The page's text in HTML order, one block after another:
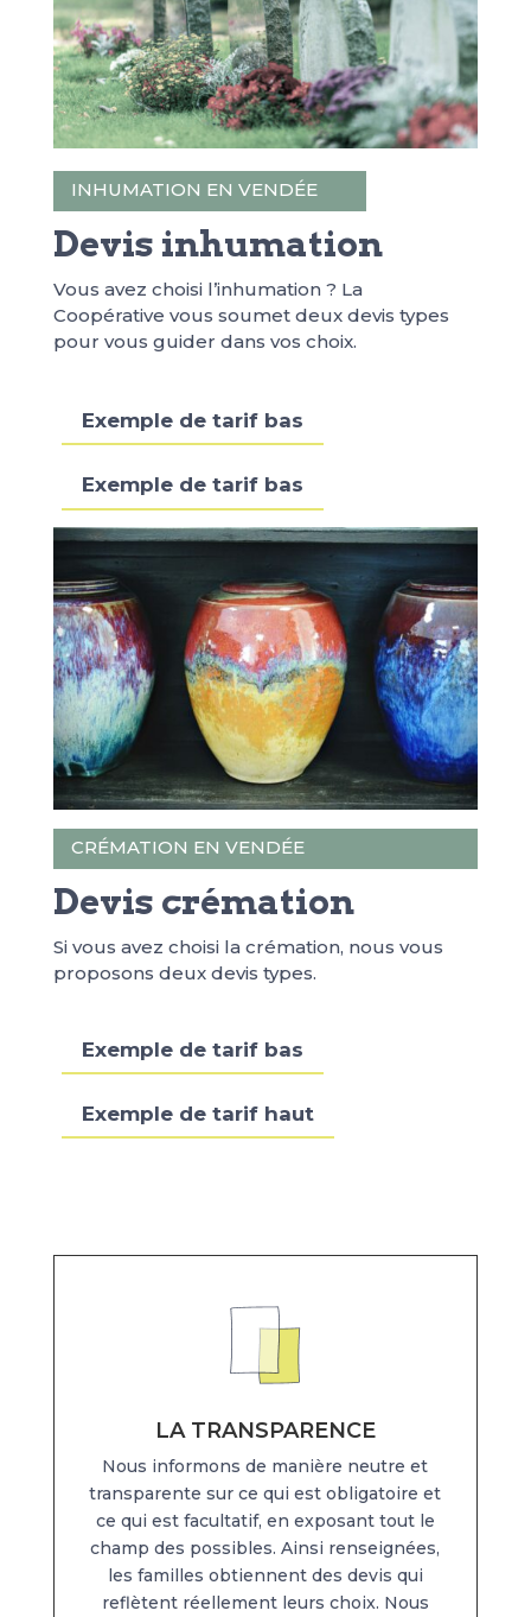
INHUMATION EN VENDÉE
Devis inhumation
Vous avez choisi l’inhumation ? La
Coopérative vous soumet deux devis types
pour vous guider dans vos choix.
Exemple de tarif bas
Exemple de tarif bas
CRÉMATION EN VENDÉE
Devis crémation
Si vous avez choisi la crémation, nous vous
proposons deux devis types.
Exemple de tarif bas
Exemple de tarif haut
LA TRANSPARENCE
Nous informons de manière neutre et
transparente sur ce qui est obligatoire et
ce qui est facultatif, en exposant tout le
champ des possibles. Ainsi renseignées,
les familles obtiennent des devis qui
reflètent réellement leurs choix. Nous